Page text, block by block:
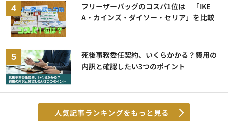
フリーザーバッグのコスパ1位は 「IKE
A・カインズ・ダイソー・セリア」を比較
死後事務委任契約、いくらかかる？費用の
内訳と確認したい3つのポイント
人気記事ランキングをもっと見る